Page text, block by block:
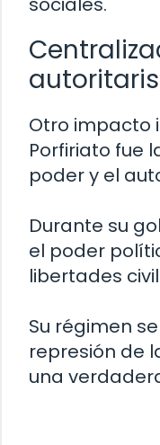
Otro impacto
Porfiriato fue
poder y el
Durante su
el poder
libertades
Su régimen
represión de
una